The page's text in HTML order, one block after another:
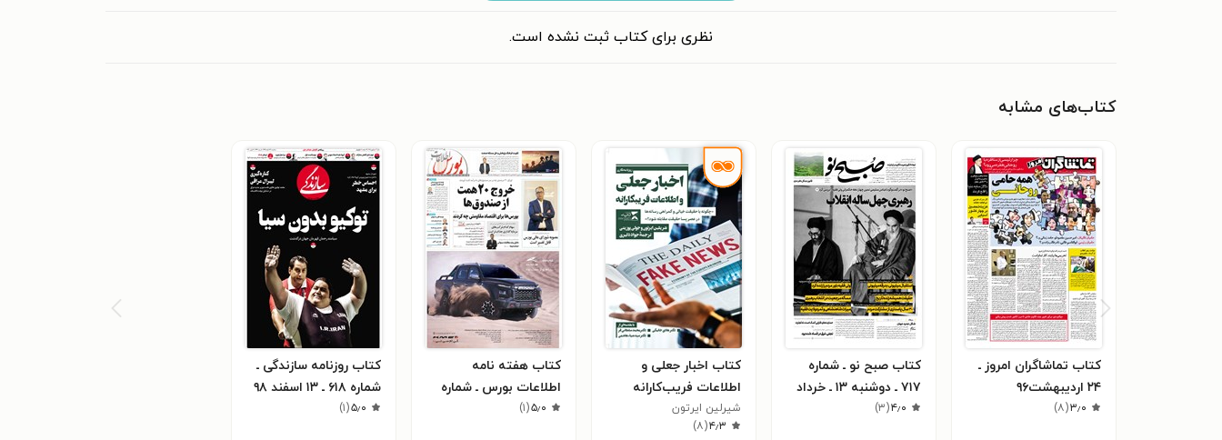
نظری برای کتاب ثبت نشده است.
کتاب‌های مشابه
کتاب تماشاگران امروز ـ
۲۴ اردیبهشت۹۶
۳٫۰(۸)
کتاب صبح نو ـ شماره
۷۱۷ ـ دوشنبه ۱۳ ـ خرداد
۹۸ ۴٫۰(۳)
کتاب اخبار جعلی و
اطلاعات فریب‌کارانه
شیرلین ایرتون
۴٫۳(۸)
کتاب هفته نامه
اطلاعات بورس ـ شماره
۵٫۰(۱)
کتاب روزنامه سازندگی ـ
شماره ۶۱۸ ـ ۱۳ اسفند ۹۸
۵٫۰(۱)